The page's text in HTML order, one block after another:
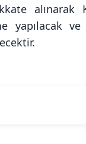
alınarak
yapılacak